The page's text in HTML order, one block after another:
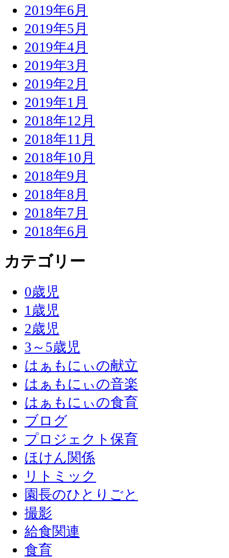
2019年6月
2019年5月
2019年4月
2019年3月
2019年2月
2019年1月
2018年12月
2018年11月
2018年10月
2018年9月
2018年8月
2018年7月
2018年6月
カテゴリー
0歳児
1歳児
2歳児
3～5歳児
はぁもにぃの献立
はぁもにぃの音楽
はぁもにぃの食育
ブログ
プロジェクト保育
ほけん関係
リトミック
園長のひとりごと
撮影
給食関連
食育